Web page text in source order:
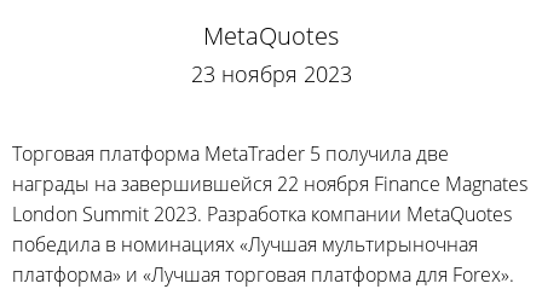
MetaQuotes
23 ноября 2023
Торговая платформа MetaTrader 5 получила две
награды на завершившейся 22 ноября Finance Magnates
London Summit 2023. Разработка компании MetaQuotes
победила в номинациях «Лучшая мультирыночная
платформа» и «Лучшая торговая платформа для Forex».